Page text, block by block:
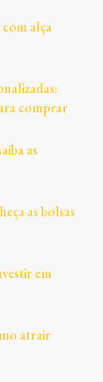
alça
comprar
as
as bolsas
em
atrair